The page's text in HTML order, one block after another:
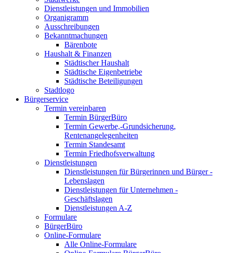
Dienstleistungen und Immobilien
Organigramm
Ausschreibungen
Bekanntmachungen
Bärenbote
Haushalt & Finanzen
Städtischer Haushalt
Städtische Eigenbetriebe
Städtische Beteiligungen
Stadtlogo
Bürgerservice
Termin vereinbaren
Termin BürgerBüro
Termin Gewerbe,-Grundsicherung,
Rentenangelegenheiten
Termin Standesamt
Termin Friedhofsverwaltung
Dienstleistungen
Dienstleistungen für Bürgerinnen und Bürger -
Lebenslagen
Dienstleistungen für Unternehmen -
Geschäftslagen
Dienstleistungen A-Z
Formulare
BürgerBüro
Online-Formulare
Alle Online-Formulare